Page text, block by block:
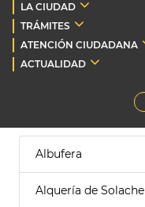
LA CIUDAD
TRÁMITES
ATENCIÓN CIUDADANA
ACTUALIDAD
Albufera
Alquería de Solache